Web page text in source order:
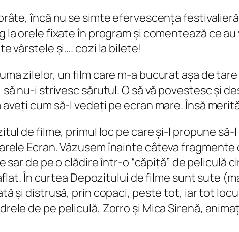
încă nu se simte efervescența
la orele fixate în program și comentează ce
vârstele și…. cozi la bilete!
zilelor, un film care m-a bucurat așa de
nu-i strivesc sărutul. O să vă povestesc și
cum să-l vedeți pe ecran mare. Însă
de filme, primul loc pe care și-l propune
Ecran. Văzusem înainte câteva
sar de pe o clădire într-o “căpiță” de peliculă
În curtea Depozitului de filme sunt sute
și distrusă, prin copaci, peste tot, iar tot
de pe peliculă, Zorro și Mica Sirenă,